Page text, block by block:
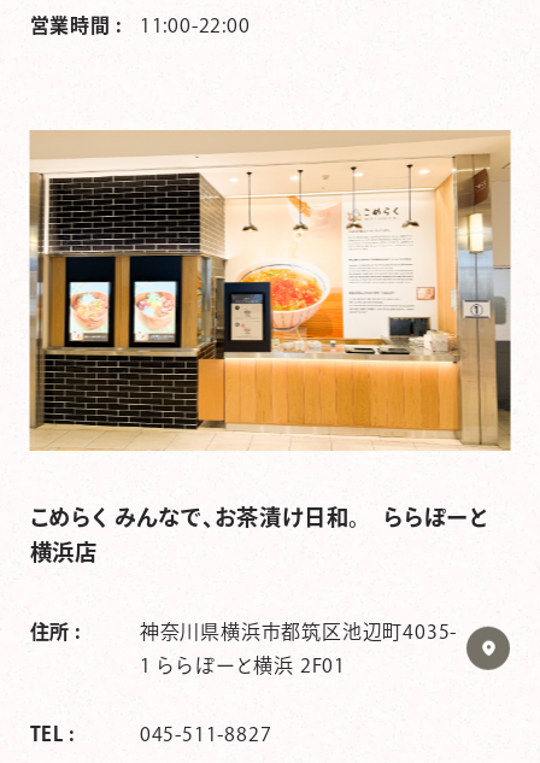
営業時間 : 11:00-22:00
こめらく みんなで、お茶漬け日和。 ららぽーと
横浜店
住所 :
神奈川県横浜市都筑区池辺町4035-
1 ららぽーと横浜 2F01
TEL : 045-511-8827